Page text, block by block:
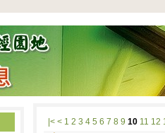
|< < 1 2 3 4 5 6 7 8 9 10 11 12